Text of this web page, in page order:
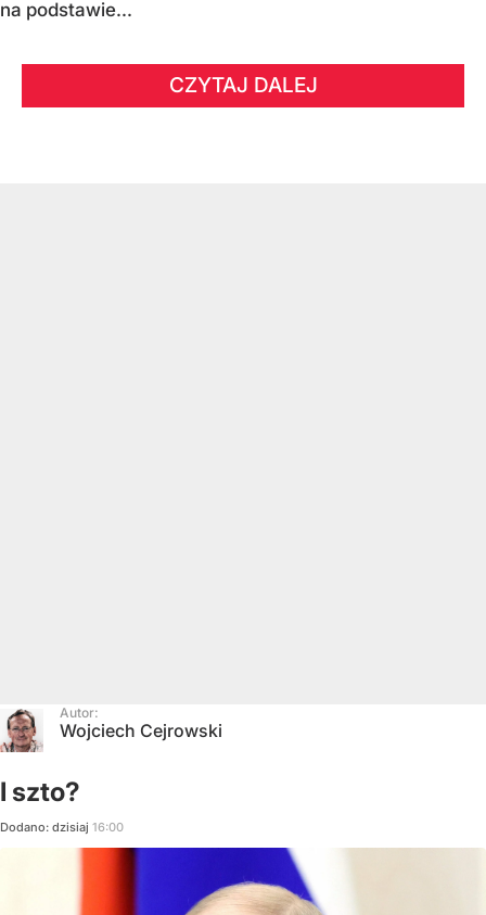
na podstawie...
CZYTAJ DALEJ
Autor:
Wojciech Cejrowski
I szto?
Dodano: dzisiaj 16:00